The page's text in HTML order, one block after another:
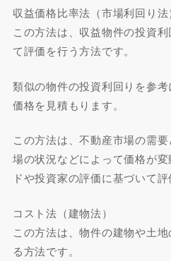
収益価格比率法（市場利回り
この方法は、収益物件の投資
て評価を行う方法です。
類似の物件の投資利回りを参
価格を見積もります。
この方法は、不動産市場の需
場の状況などによって価格が
ドや投資家の評価に基づいて評
コスト法（建物法）
この方法は、物件の建物や土
る方法です。